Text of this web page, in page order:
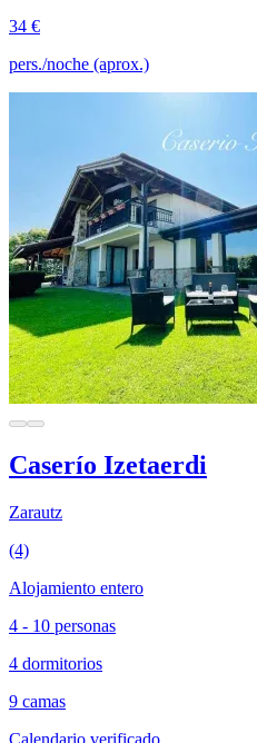
34 €
pers./noche (aprox.)
Caserío Izetaerdi
Zarautz
(4)
Alojamiento entero
4 - 10 personas
4 dormitorios
9 camas